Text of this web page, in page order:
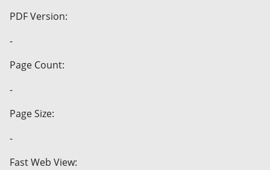
PDF Version:
-
Page Count:
-
Page Size:
-
Fast Web View: